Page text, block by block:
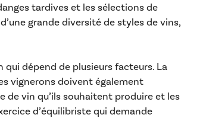
tardives et les sélections de
grande diversité de styles de vins,
dépend de plusieurs facteurs. La
vignerons doivent également
de vin qu’ils souhaitent produire et les
d’équilibriste qui demande